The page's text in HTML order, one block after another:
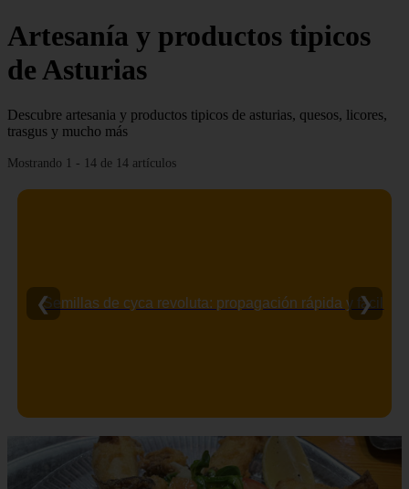
Artesanía y productos tipicos
de Asturias
Descubre artesania y productos tipicos de asturias, quesos, licores,
trasgus y mucho más
Mostrando 1 - 14 de 14 artículos
Semillas de cyca revoluta: propagación rápida y fácil
❮ ❯